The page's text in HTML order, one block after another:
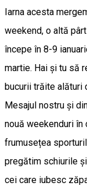
Iarna acesta
weekend, o altă
începe în 8-9
martie. Hai și tu să
bucurii trăite alături
Mesajul nostru și
nouă weekenduri
frumusețea
pregătim schiurile
cei care iubesc